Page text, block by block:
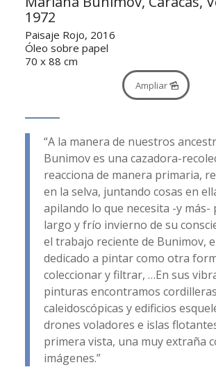
1972
Paisaje Rojo, 2016
Óleo sobre papel
70 x 88 cm
Ampliar
“A la manera de nuestros
Bunimov es una cazadora-
reacciona de manera primaria,
en la selva, juntando cosas en
apilando lo que necesita -y más-
largo y frío invierno de su
el trabajo reciente de Bunimov,
dedicado a pintar como otra
coleccionar y filtrar, …En sus
pinturas encontramos cordilleras
caleidoscópicas y edificios
drones voladores e islas
primera vista, una muy extraña
imágenes.”